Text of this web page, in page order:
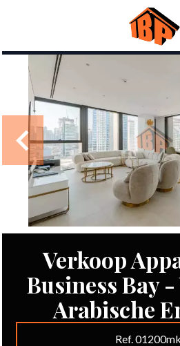
Verkoop
Business Bay
Arabische
Ref.